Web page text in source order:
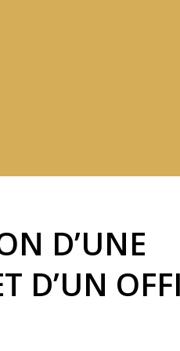
D’UNE
D’UN